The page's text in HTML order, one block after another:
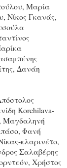
Μαρία
Νίκος Γκανάς,
Δανάη
Korchilava-
Μαγδαληνή
Φανή
κλαρινέτο,
Σαλαβέρης
Χρήστος